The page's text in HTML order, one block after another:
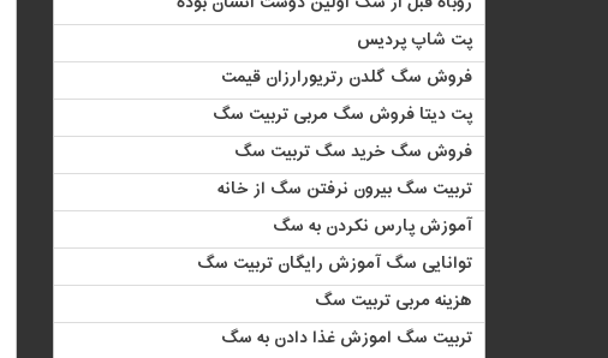
پت شاپ پردیس
فروش سگ گلدن رتریورارزان قیمت
پت دیتا فروش سگ مربی تربیت سگ
فروش سگ خرید سگ تربیت سگ
تربیت سگ بیرون نرفتن سگ از خانه
آموزش پارس نکردن به سگ
توانایی سگ آموزش رایگان تربیت سگ
هزینه مربی تربیت سگ
تربیت سگ اموزش ‏غذا دادن به سگ